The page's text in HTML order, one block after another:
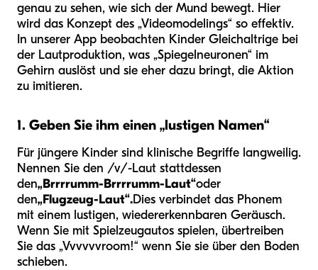
genau zu sehen, wie sich der Mund bewegt. Hier
wird das Konzept des „Videomodelings“ so effektiv.
In unserer App beobachten Kinder Gleichaltrige bei
der Lautproduktion, was „Spiegelneuronen“ im
Gehirn auslöst und sie eher dazu bringt, die Aktion
zu imitieren.
1. Geben Sie ihm einen „lustigen Namen“
Für jüngere Kinder sind klinische Begriffe langweilig.
Nennen Sie den /v/-Laut stattdessen
den„Brrrrumm-Brrrrumm-Laut“oder
den„Flugzeug-Laut“.Dies verbindet das Phonem
mit einem lustigen, wiedererkennbaren Geräusch.
Wenn Sie mit Spielzeugautos spielen, übertreiben
Sie das „Vvvvvvroom!“ wenn Sie sie über den Boden
schieben.